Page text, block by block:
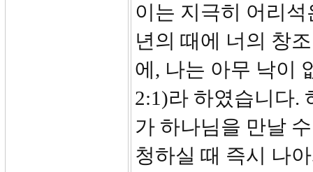
이는 지극히 어리
년의 때에 너의 창
에, 나는 아무 낙이
2:1)라 하였습니다.
가 하나님을 만날
청하실 때 즉시 나